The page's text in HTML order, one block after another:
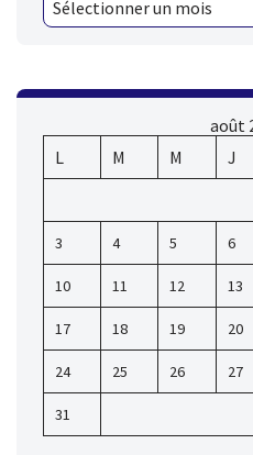
août
L
M M J
3 4 5 6
10 11 12 13
17 18 19 20
24 25 26 27
31